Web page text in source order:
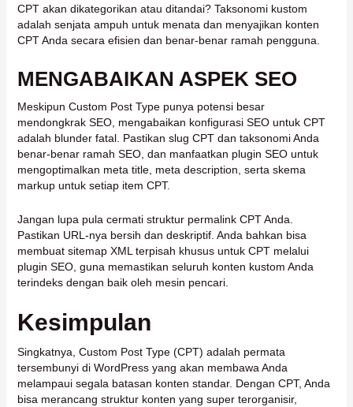
CPT akan dikategorikan atau ditandai? Taksonomi kustom
adalah senjata ampuh untuk menata dan menyajikan konten
CPT Anda secara efisien dan benar-benar ramah pengguna.
MENGABAIKAN ASPEK SEO
Meskipun Custom Post Type punya potensi besar
mendongkrak SEO, mengabaikan konfigurasi SEO untuk CPT
adalah blunder fatal. Pastikan slug CPT dan taksonomi Anda
benar-benar ramah SEO, dan manfaatkan plugin SEO untuk
mengoptimalkan meta title, meta description, serta skema
markup untuk setiap item CPT.
Jangan lupa pula cermati struktur permalink CPT Anda.
Pastikan URL-nya bersih dan deskriptif. Anda bahkan bisa
membuat sitemap XML terpisah khusus untuk CPT melalui
plugin SEO, guna memastikan seluruh konten kustom Anda
terindeks dengan baik oleh mesin pencari.
Kesimpulan
Singkatnya, Custom Post Type (CPT) adalah permata
tersembunyi di WordPress yang akan membawa Anda
melampaui segala batasan konten standar. Dengan CPT, Anda
bisa merancang struktur konten yang super terorganisir,